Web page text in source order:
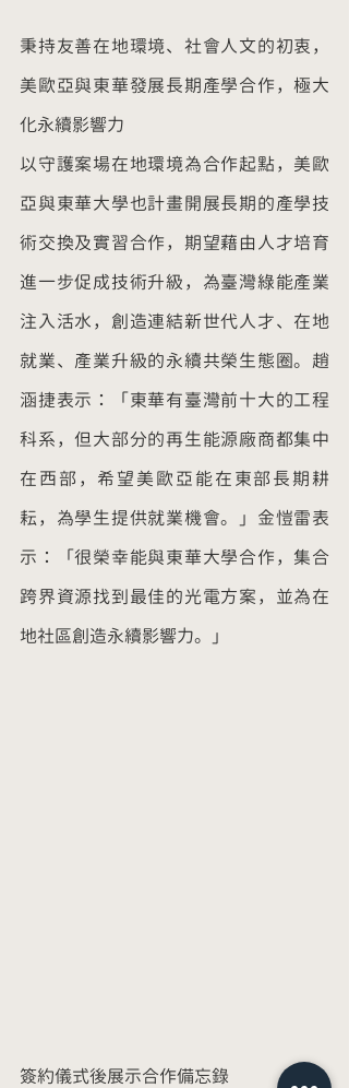
秉持友善在地環境、社會人文的初衷，
美歐亞與東華發展長期產學合作，極大
化永續影響力
以守護案場在地環境為合作起點，美歐
亞與東華大學也計畫開展長期的產學技
術交換及實習合作，期望藉由人才培育
進一步促成技術升級，為臺灣綠能產業
注入活水，創造連結新世代人才、在地
就業、產業升級的永續共榮生態圈。趙
涵捷表示：「東華有臺灣前十大的工程
科系，但大部分的再生能源廠商都集中
在西部，希望美歐亞能在東部長期耕
耘，為學生提供就業機會。」金愷雷表
示：「很榮幸能與東華大學合作，集合
跨界資源找到最佳的光電方案，並為在
地社區創造永續影響力。」
簽約儀式後展示合作備忘錄